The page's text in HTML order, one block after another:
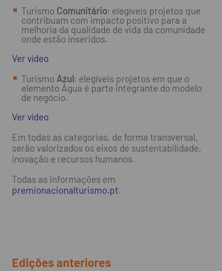
Turismo Comunitário: elegíveis projetos que
contribuam com impacto positivo para a
melhoria da qualidade de vida da comunidade
onde estão inseridos.
Ver vídeo
Turismo Azul: elegíveis projetos em que o
elemento Água é parte integrante do modelo
de negócio.
Ver vídeo
Em todas as categorias, de forma transversal,
serão valorizados os eixos de sustentabilidade,
inovação e recursos humanos.
Todas as informações em
premionacionalturismo.pt.
Edições anteriores